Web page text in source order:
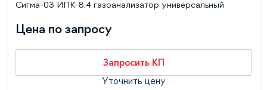
Сигма-03 ИПК-8.4 газоанализатор универсальный
Цена по запросу
Запросить КП
Уточнить цену